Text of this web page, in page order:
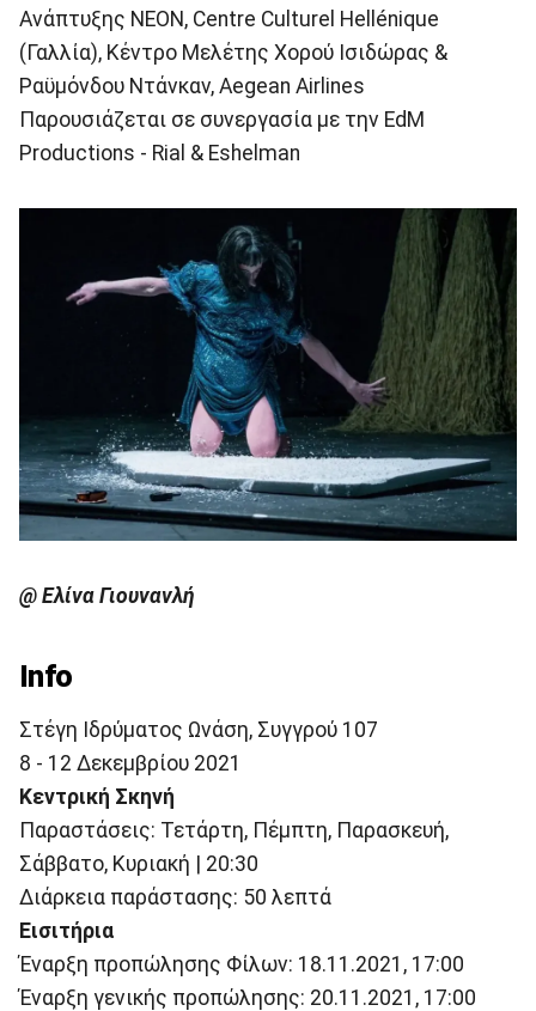
Ανάπτυξης ΝΕΟΝ, Centre Culturel Hellénique
(Γαλλία), Κέντρο Μελέτης Χορού Ισιδώρας &
Ραϋμόνδου Ντάνκαν, Aegean Airlines
Παρουσιάζεται σε συνεργασία με την EdM
Productions - Rial & Eshelman
@ Ελίνα Γιουνανλή
Info
Στέγη Ιδρύματος Ωνάση, Συγγρού 107
8 - 12 Δεκεμβρίου 2021
Κεντρική Σκηνή
Παραστάσεις: Τετάρτη, Πέμπτη, Παρασκευή,
Σάββατο, Κυριακή | 20:30
Διάρκεια παράστασης: 50 λεπτά
Εισιτήρια
Έναρξη προπώλησης Φίλων: 18.11.2021, 17:00
Έναρξη γενικής προπώλησης: 20.11.2021, 17:00